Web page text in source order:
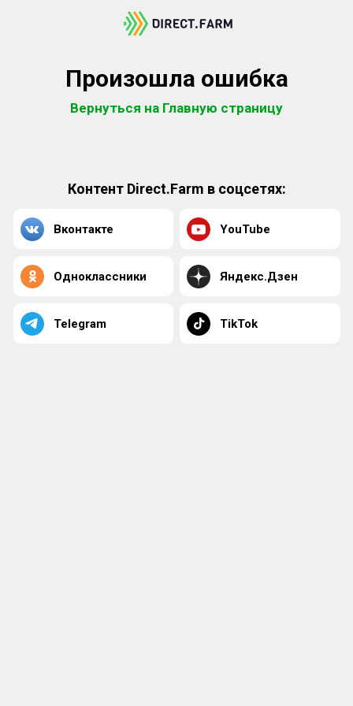
Произошла ошибка
Вернуться на Главную страницу
Контент Direct.Farm в соцсетях:
Вконтакте YouTube
Одноклассники Яндекс.Дзен
Telegram TikTok